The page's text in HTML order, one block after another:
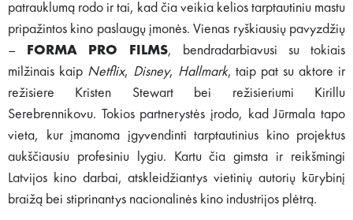
patrauklumą rodo ir tai, kad čia veikia kelios tarptautiniu mastu
pripažintos kino paslaugų įmonės. Vienas ryškiausių pavyzdžių
–
FORMA PRO FILMS, bendradarbiavusi su tokiais
milžinais kaip Netflix, Disney, Hallmark, taip pat su aktore ir
režisiere Kristen Stewart bei režisieriumi Kirillu
Serebrennikovu. Tokios partnerystės įrodo, kad Jūrmala tapo
vieta, kur įmanoma įgyvendinti tarptautinius kino projektus
aukščiausiu profesiniu lygiu. Kartu čia gimsta ir reikšmingi
Latvijos kino darbai, atskleidžiantys vietinių autorių kūrybinį
braižą bei stiprinantys nacionalinės kino industrijos plėtrą.